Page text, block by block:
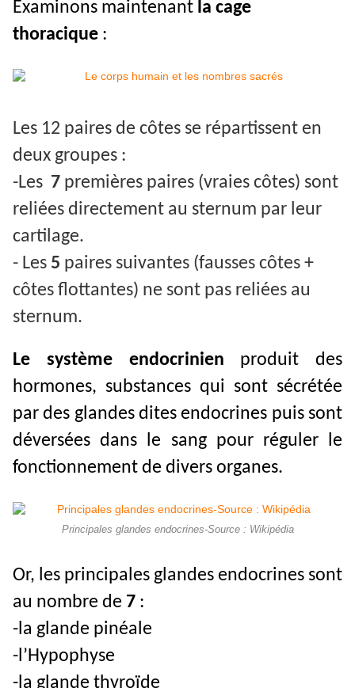
Examinons maintenant la cage
thoracique :
Les 12 paires de côtes se répartissent en
deux groupes :
-Les 7 premières paires (vraies côtes) sont
reliées directement au sternum par leur
cartilage.
- Les 5 paires suivantes (fausses côtes +
côtes flottantes) ne sont pas reliées au
sternum.
Le système endocrinien produit des
hormones, substances qui sont sécrétée
par des glandes dites endocrines puis sont
déversées dans le sang pour réguler le
fonctionnement de divers organes.
Principales glandes endocrines-Source : Wikipédia
Or, les principales glandes endocrines sont
au nombre de 7 :
-la glande pinéale
-l’Hypophyse
-la glande thyroïde